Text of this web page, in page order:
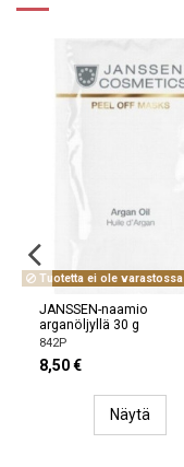
Tuotetta ei ole varastossa
JANSSEN-naamio
arganöljyllä 30 g
842P
8,50 €
Näytä